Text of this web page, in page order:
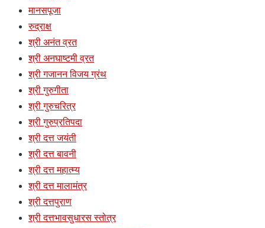
मानसपूजा
रुद्राक्ष
श्री अनंत व्रत
श्री अनघाष्टमी व्रत
श्री गजानन विजय ग्रंथ
श्री गुरुगीता
श्री गुरुचरित्र
श्री गुरुप्रतिपदा
श्री दत्त जयंती
श्री दत्त बावनी
श्री दत्त महात्म्य
श्री दत्त मालामंत्र
श्री दत्तपुराण
श्री दत्तभावसुधारस स्तोत्र